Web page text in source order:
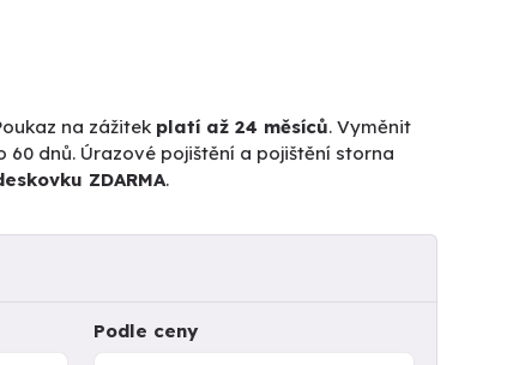
na zážitek platí až 24 měsíců. Vyměnit
dnů. Úrazové pojištění a pojištění storna
ZDARMA.
Podle ceny